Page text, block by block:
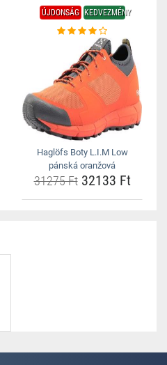
ÚJDONSÁG KEDVEZMÉNY
Haglöfs Boty L.I.M Low
pánská oranžová
31275 Ft32133 Ft